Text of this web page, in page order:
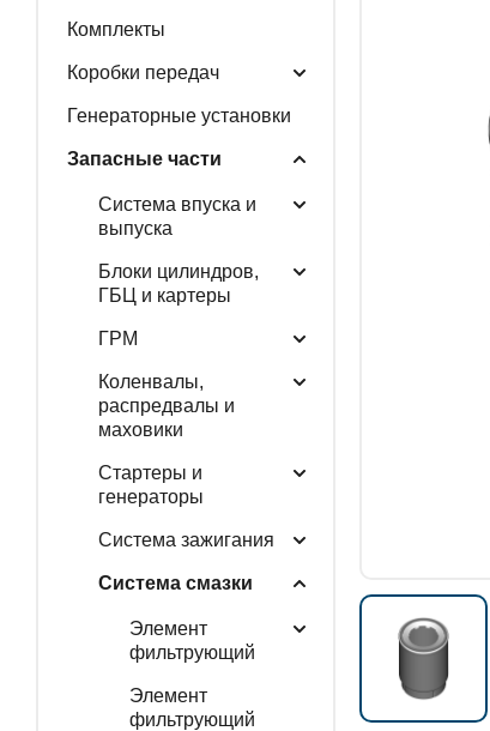
ЗАПАСНЫЕ
Комплекты
Коробки передач
Генераторные установки
Запасные части
Система впуска и
выпуска
Блоки цилиндров,
ГБЦ и картеры
ГРМ
Коленвалы,
распредвалы и
маховики
Стартеры и
генераторы
Система зажигания
Система смазки
Элемент
фильтрующий
Элемент
фильтрующий